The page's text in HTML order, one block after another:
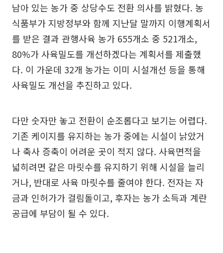
남아 있는 농가 중 상당수도 전환 의사를 밝혔다. 농
식품부가 지방정부와 함께 지난달 말까지 이행계획서
를 받은 결과 관행사육 농가 655개소 중 521개소,
80%가 사육밀도를 개선하겠다는 계획서를 제출했
다. 이 가운데 32개 농가는 이미 시설개선 등을 통해
사육밀도 개선을 추진하고 있다.
다만 숫자만 놓고 전환이 순조롭다고 보기는 어렵다.
기존 케이지를 유지하는 농가 중에는 시설이 낡았거
나 축사 증축이 어려운 곳이 적지 않다. 사육면적을
넓히려면 같은 마릿수를 유지하기 위해 시설을 늘리
거나, 반대로 사육 마릿수를 줄여야 한다. 전자는 자
금과 인허가가 걸림돌이고, 후자는 농가 소득과 계란
공급에 부담이 될 수 있다.